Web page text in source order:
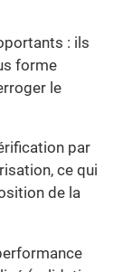
: ils
forme
le
par
ce qui
de la